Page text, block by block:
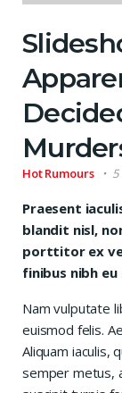
Hot Rumours 5
Praesent
blandit nisl,
porttitor ex
finibus nibh
Nam vulputate
euismod felis.
Aliquam iaculis,
semper metus,